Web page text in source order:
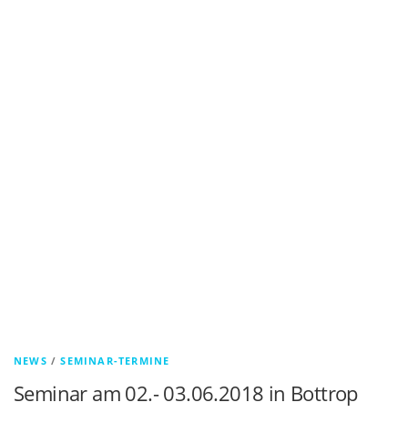
NEWS /SEMINAR-TERMINE
Seminar am 02.- 03.06.2018 in Bottrop